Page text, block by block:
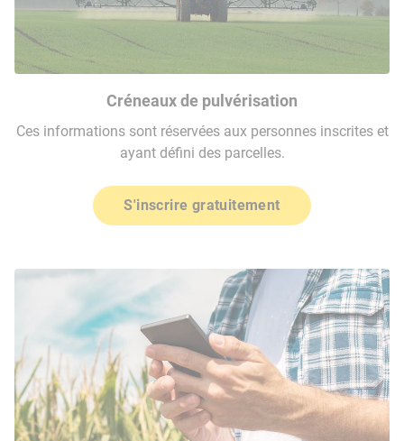
Créneaux de pulvérisation
Ces informations sont réservées aux personnes inscrites et
ayant défini des parcelles.
S'inscrire gratuitement